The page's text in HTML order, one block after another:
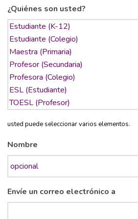
¿Quiénes son usted?
usted puede seleccionar varios elementos.
Nombre
Envíe un correo electrónico a